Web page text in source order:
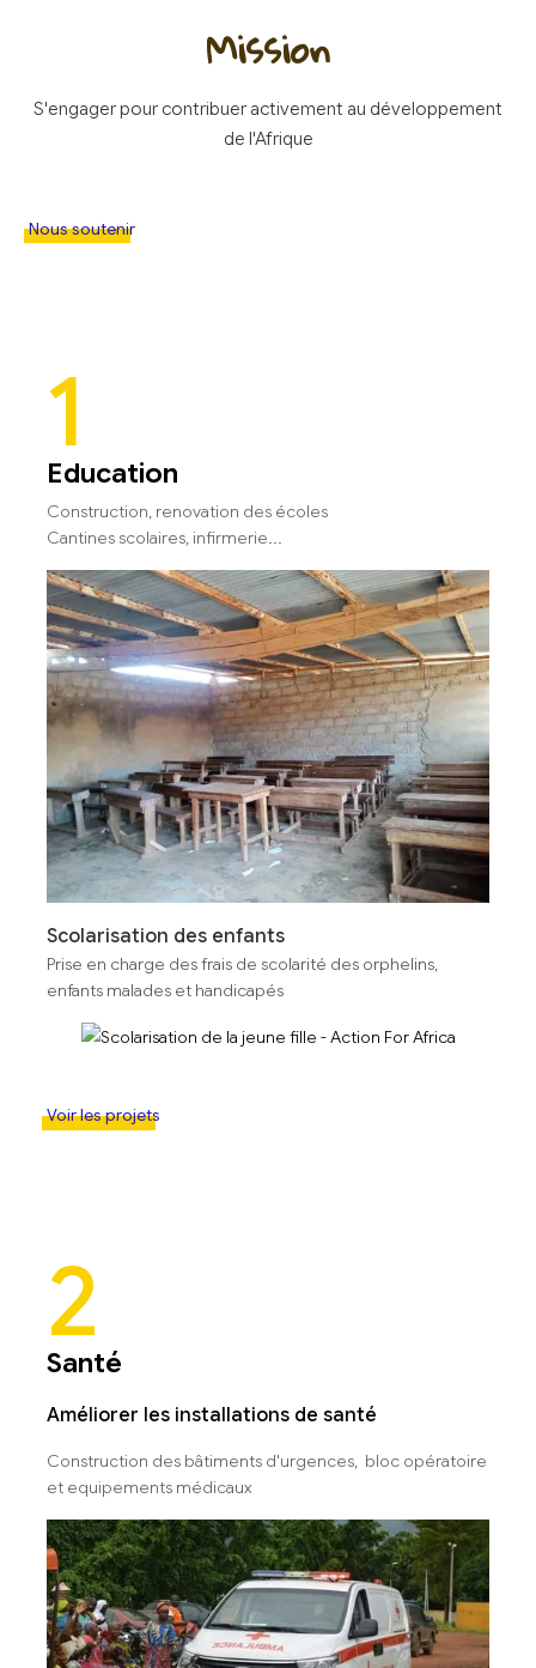
Mission
S'engager pour contribuer activement au développement
de l'Afrique
Nous soutenir
1
Education
Construction, renovation des écoles
Cantines scolaires, infirmerie...
Scolarisation des enfants
Prise en charge des frais de scolarité des orphelins,
enfants malades et handicapés
Voir les projets
2
Santé
Améliorer les installations de santé
Construction des bâtiments d'urgences, bloc opératoire
et equipements médicaux